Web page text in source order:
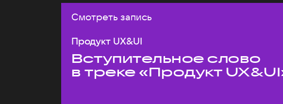
Смотреть запись
Продукт UX&UI
Вступительное слово
в треке «Продукт